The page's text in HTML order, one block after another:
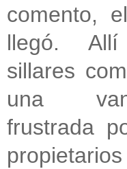
comento,
llegó.
sillares
una
frustrada